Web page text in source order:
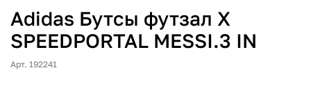
Adidas Бутсы футзал X
SPEEDPORTAL MESSI.3 IN
Арт. 192241